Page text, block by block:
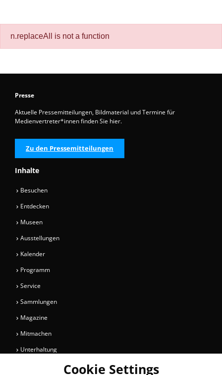
n.replaceAll is not a function
Presse
Aktuelle Pressemitteilungen, Bildmaterial und Termine für
Medienvertreter*innen finden Sie hier.
Zu den Pressemitteilungen
Inhalte
Besuchen
Entdecken
Museen
Ausstellungen
Kalender
Programm
Service
Sammlungen
Magazine
Mitmachen
Unterhaltung
Cookie Settings